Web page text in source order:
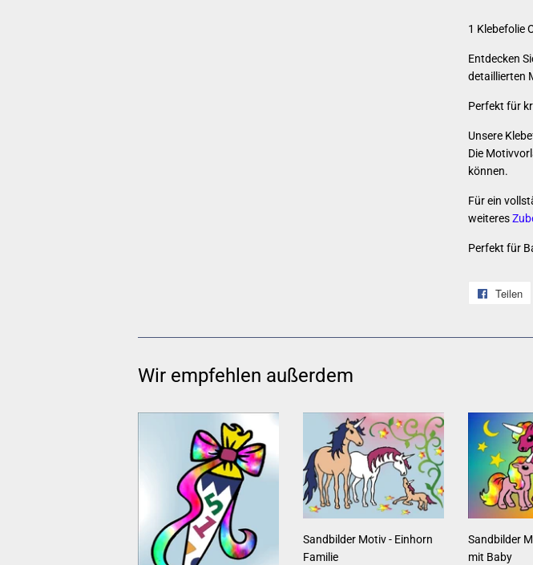
1 Klebefolie
Entdecken
detaillierten
Perfekt für
Unsere
Die
können.
Für ein
weiteres
Perfekt für
Teilen
Wir empfehlen außerdem
Sandbilder Motiv - Einhorn
Familie
Sandbilder
mit Baby